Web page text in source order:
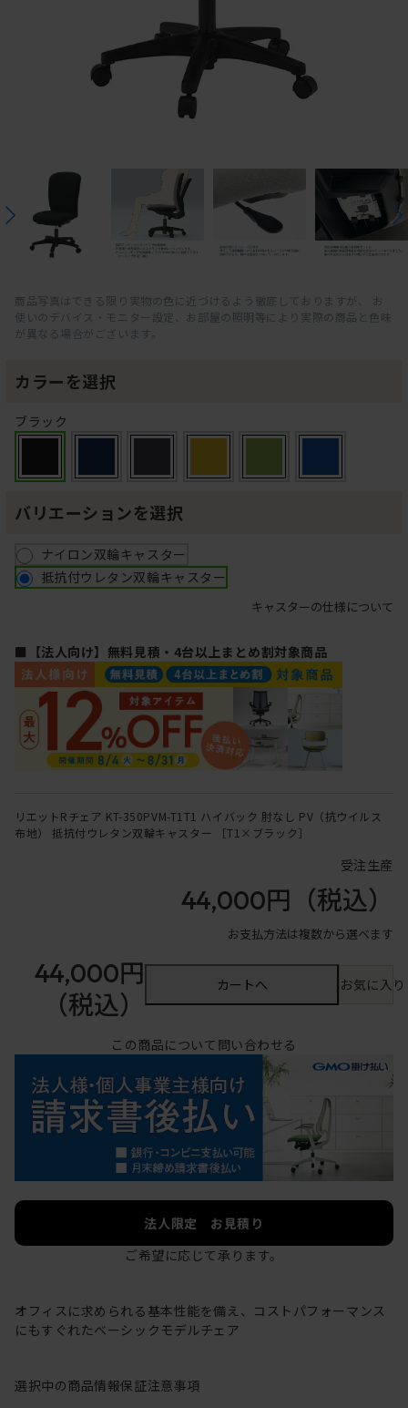
商品写真はできる限り実物の色に近づけるよう徹底しておりますが、 お
使いのデバイス・モニター設定、お部屋の照明等により実際の商品と色味
が異なる場合がございます。
カラーを選択
ブラック
バリエーションを選択
ナイロン双輪キャスター
抵抗付ウレタン双輪キャスター
キャスターの仕様について
■【法人向け】無料見積・4台以上まとめ割対象商品
リエットRチェア KT-350PVM-T1T1 ハイバック 肘なし PV（抗ウイルス
布地） 抵抗付ウレタン双輪キャスター ［T1×ブラック］
受注生産
44,000円 （税込）
お支払方法は複数から選べます
44,000円
（税込）
カートへ お気に入
この商品について問い合わせる
法人限定 お見積り
ご希望に応じて承ります。
オフィスに求められる基本性能を備え、コストパフォーマンス
にもすぐれたベーシックモデルチェア
選択中の商品情報保証注意事項